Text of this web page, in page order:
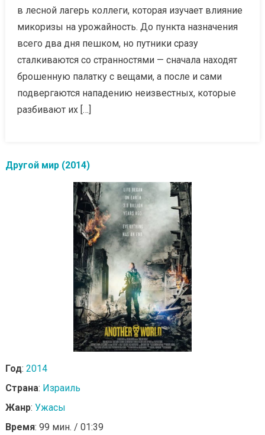
в лесной лагерь коллеги, которая изучает влияние
микоризы на урожайность. До пункта назначения
всего два дня пешком, но путники сразу
сталкиваются со странностями — сначала находят
брошенную палатку с вещами, а после и сами
подвергаются нападению неизвестных, которые
разбивают их […]
Другой мир (2014)
Год: 2014
Страна: Израиль
Жанр: Ужасы
Время: 99 мин. / 01:39